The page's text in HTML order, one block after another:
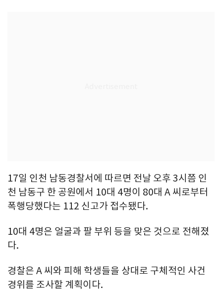
17일 인천 남동경찰서에 따르면 전날 오후 3시쯤 인
천 남동구 한 공원에서 10대 4명이 80대 A 씨로부터
폭행당했다는 112 신고가 접수됐다.
10대 4명은 얼굴과 팔 부위 등을 맞은 것으로 전해졌
다.
경찰은 A 씨와 피해 학생들을 상대로 구체적인 사건
경위를 조사할 계획이다.